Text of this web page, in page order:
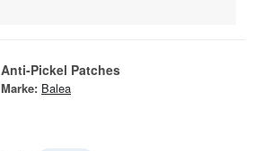
Anti-Pickel Patches
Marke: Balea